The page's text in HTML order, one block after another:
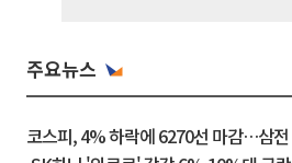
주요뉴스
코스피, 4% 하락에 6270선 마감…삼전